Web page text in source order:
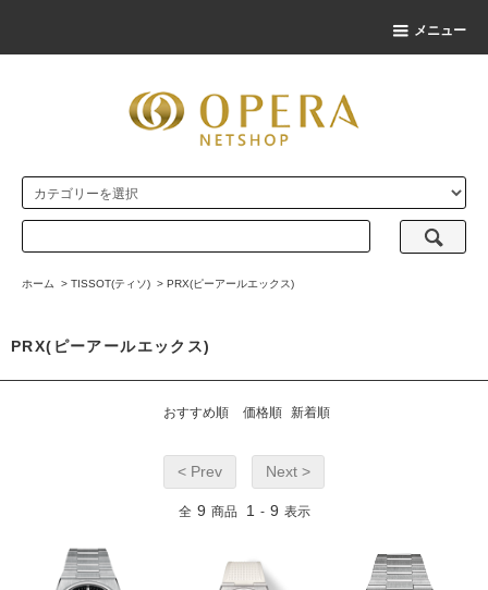
メニュー
ホーム > TISSOT(ティソ) > PRX(ピーアールエックス)
PRX(ピーアールエックス)
おすすめ順 価格順 新着順
< Prev Next >
全 9 商品 1 - 9 表示